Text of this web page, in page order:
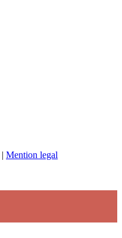
| Mention legal